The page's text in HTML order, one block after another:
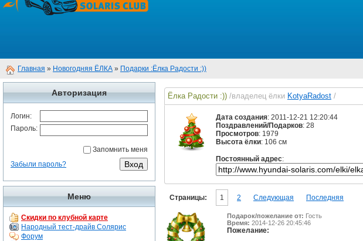
Главная » Новогодняя ЁЛКА » Подарки :Ёлка Радости :))
Авторизация
Логин:
Пароль:
Запомнить меня
Забыли пароль?
Меню
Скидки по клубной карте
Народный тест-драйв Солярис
Форум
Ёлка Радости :)) /владелец ёлки KotyaRadost /
Дата создания: 2011-12-21 12:20:44
Поздравлений/Подарков: 28
Просмотров: 1979
Высота ёлки: 106 см
Постоянный адрес:
Страницы: 1 2 Следующая Последняя
Подарок/пожелание от: Гость
Время: 2014-12-26 20:45:46
Пожелание: